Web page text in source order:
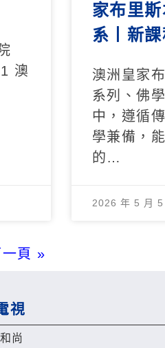
澳
家布里
系丨新
澳洲皇家
系列、佛
中，遵循
學兼備，
的…
2026 年 5 月 5
一頁 »
視
尚